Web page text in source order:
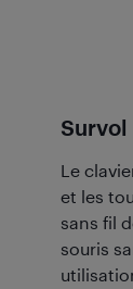
Survol
Le
et les
sans fil
souris